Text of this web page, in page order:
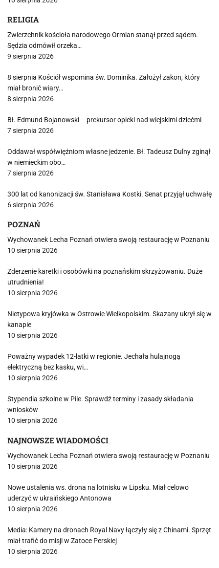
RELIGIA
Zwierzchnik kościoła narodowego Ormian stanął przed sądem.
Sędzia odmówił orzeka…
9 sierpnia 2026
8 sierpnia Kościół wspomina św. Dominika. Założył zakon, który
miał bronić wiary…
8 sierpnia 2026
Bł. Edmund Bojanowski – prekursor opieki nad wiejskimi dziećmi
7 sierpnia 2026
Oddawał współwięźniom własne jedzenie. Bł. Tadeusz Dulny zginął
w niemieckim obo…
7 sierpnia 2026
300 lat od kanonizacji św. Stanisława Kostki. Senat przyjął uchwałę
6 sierpnia 2026
POZNAŃ
Wychowanek Lecha Poznań otwiera swoją restaurację w Poznaniu
10 sierpnia 2026
Zderzenie karetki i osobówki na poznańskim skrzyżowaniu. Duże
utrudnienia!
10 sierpnia 2026
Nietypowa kryjówka w Ostrowie Wielkopolskim. Skazany ukrył się w
kanapie
10 sierpnia 2026
Poważny wypadek 12-latki w regionie. Jechała hulajnogą
elektryczną bez kasku, wi…
10 sierpnia 2026
Stypendia szkolne w Pile. Sprawdź terminy i zasady składania
wniosków
10 sierpnia 2026
NAJNOWSZE WIADOMOŚCI
Wychowanek Lecha Poznań otwiera swoją restaurację w Poznaniu
10 sierpnia 2026
Nowe ustalenia ws. drona na lotnisku w Lipsku. Miał celowo
uderzyć w ukraińskiego Antonowa
10 sierpnia 2026
Media: Kamery na dronach Royal Navy łączyły się z Chinami. Sprzęt
miał trafić do misji w Zatoce Perskiej
10 sierpnia 2026